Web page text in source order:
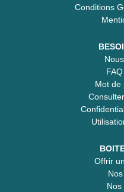
Conditions
Mot de
Offrir
Nos